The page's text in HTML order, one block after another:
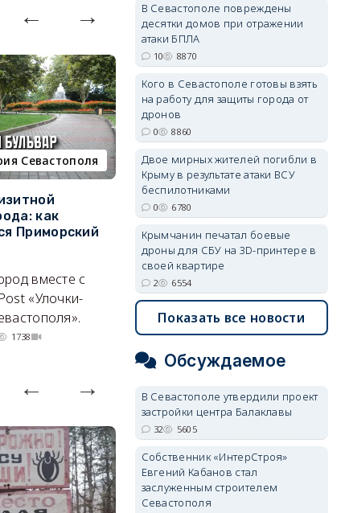
Севастополя
как
Приморский
вместе с
«Улочки-
1738
недвижимость
Севастополь стал лидером
ЮФО по падению
строительства, но с одним
позитивным нюансом
Кризис ударил по регионам
совершенно по-разному.
07/08/2026 20:02 4129
erid: 2SDnjdvhGXG
В Севастополе повреждены
десятки домов при отражении
атаки БПЛА
10 8870
Кого в Севастополе готовы взять
на работу для защиты города от
дронов
0 8860
Двое мирных жителей погибли в
Крыму в результате атаки ВСУ
беспилотниками
0 6780
Крымчанин печатал боевые
дроны для СБУ на 3D-принтере в
своей квартире
2 6554
Показать все новости
Обсуждаемое
В Севастополе утвердили проект
застройки центра Балаклавы
32 5605
Собственник «ИнтерСтроя»
Евгений Кабанов стал
заслуженным строителем
Севастополя